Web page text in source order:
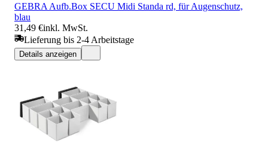
GEBRA Aufb.Box SECU Midi Standa rd, für Augenschutz,
blau
31,49 €inkl. MwSt.
Lieferung bis 2-4 Arbeitstage
Details anzeigen